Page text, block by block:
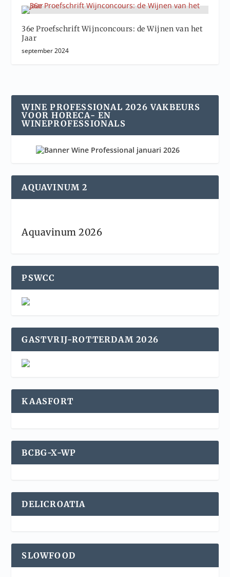
36e Proefschrift Wijnconcours: de Wijnen van het
Jaar
september 2024
WINE PROFESSIONAL 2026 VAKBEURS
VOOR HORECA- EN
WINEPROFESSIONALS
AQUAVINUM 2
Aquavinum 2026
PSWCC
GASTVRIJ-ROTTERDAM 2026
KAASFORT
BCBG-X-WP
DELICROATIA
SLOWFOOD